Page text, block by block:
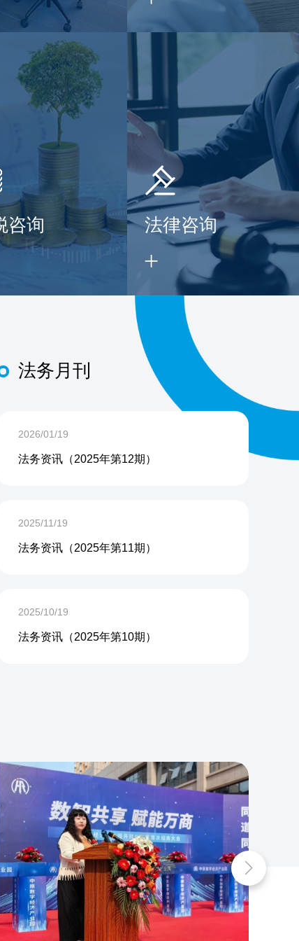
咨询 法律咨询
法务月刊
2026/01/19
法务资讯（2025年第12期）
2025/11/19
法务资讯（2025年第11期）
2025/10/19
法务资讯（2025年第10期）